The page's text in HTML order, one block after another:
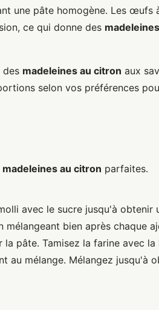
une pâte homogène. Les œufs
ce qui donne des
des madeleines au citron aux
selon vos préférences
madeleines au citron parfaites.
avec le sucre jusqu'à obtenir
bien après chaque
pâte. Tamisez la farine avec la
au mélange. Mélangez jusqu'à